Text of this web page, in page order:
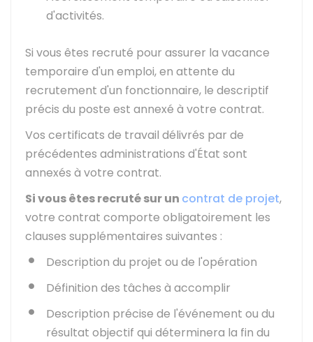
d'activités.
Si vous êtes recruté pour assurer la vacance
temporaire d'un emploi, en attente du
recrutement d'un fonctionnaire, le descriptif
précis du poste est annexé à votre contrat.
Vos certificats de travail délivrés par de
précédentes administrations d'État sont
annexés à votre contrat.
Si vous êtes recruté sur un contrat de projet,
votre contrat comporte obligatoirement les
clauses supplémentaires suivantes :
Description du projet ou de l'opération
Définition des tâches à accomplir
Description précise de l'événement ou du
résultat objectif qui déterminera la fin du